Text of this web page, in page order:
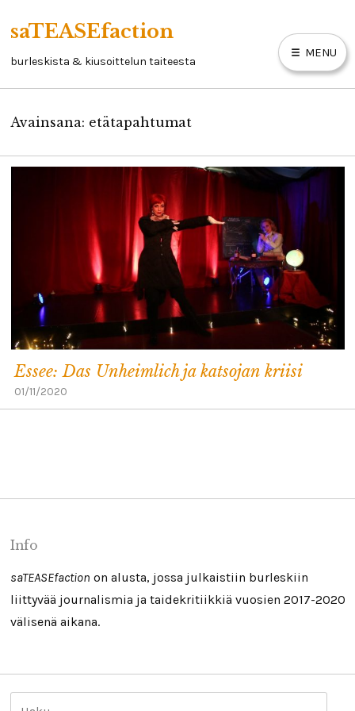
content
saTEASEfaction
burleskista & kiusoittelun taiteesta
MENU
ARTIKKELIT
Avainsana: etätapahtumat
Essee: Das Unheimlich ja katsojan kriisi
01/11/2020
Info
saTEASEfaction on alusta, jossa julkaistiin burleskiin
liittyvää journalismia ja taidekritiikkiä vuosien 2017-2020
välisenä aikana.